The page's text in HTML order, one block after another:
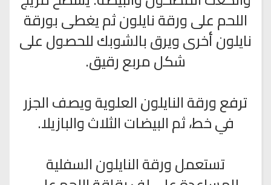
اللحم على ورقة نايلون ثم يغطى بورقة
نايلون أخرى ويرق بالشوبك للحصول على
شكل مربع رقيق.
ترفع ورقة النايلون العلوية ويصف الجزر
في خط، ثم البيضات الثلاث والبازيلا.
تستعمل ورقة النايلون السفلية